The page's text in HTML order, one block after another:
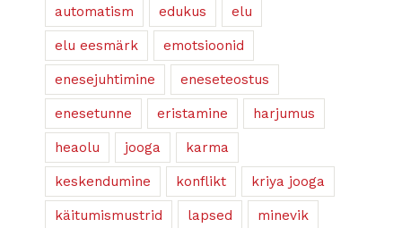
automatism edukus elu
elu eesmärk emotsioonid
enesejuhtimine eneseteostus
enesetunne eristamine harjumus
heaolu jooga karma
keskendumine konflikt kriya jooga
käitumismustrid lapsed minevik